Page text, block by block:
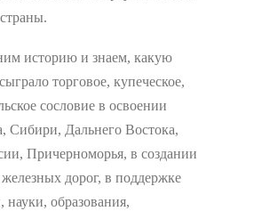
историю и знаем, какую
торговое, купеческое,
сословие в освоении
Сибири, Дальнего Востока,
Причерноморья, в создании
дорог, в поддержке
науки, образования,